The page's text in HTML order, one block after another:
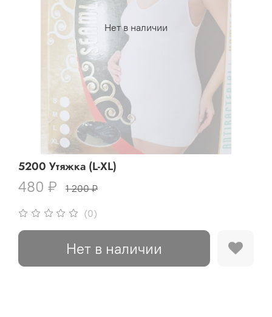
Нет в наличии
(0)
5200 Утяжка (L-XL)
480 ₽ 1 200 ₽
Нет в наличии